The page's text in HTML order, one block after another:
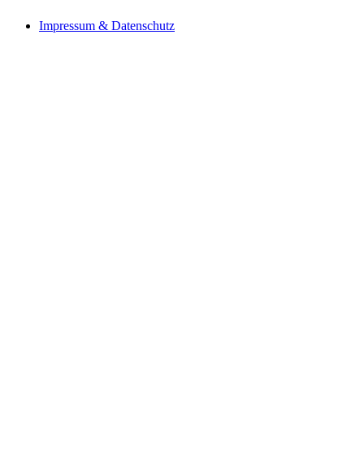
Impressum & Datenschutz